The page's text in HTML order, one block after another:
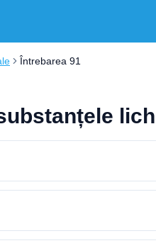
Întrebarea 91